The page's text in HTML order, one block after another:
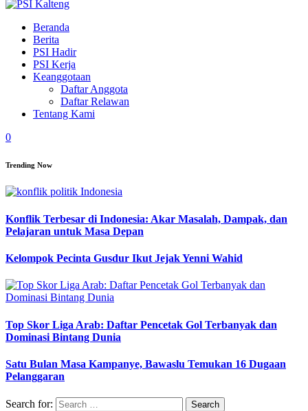
Beranda
Berita
PSI Hadir
PSI Kerja
Keanggotaan
Daftar Anggota
Daftar Relawan
Tentang Kami
0
Trending Now
Konflik Terbesar di Indonesia: Akar Masalah, Dampak, dan
Pelajaran untuk Masa Depan
Kelompok Pecinta Gusdur Ikut Jejak Yenni Wahid
Top Skor Liga Arab: Daftar Pencetak Gol Terbanyak dan
Dominasi Bintang Dunia
Satu Bulan Masa Kampanye, Bawaslu Temukan 16 Dugaan
Pelanggaran
Search for: